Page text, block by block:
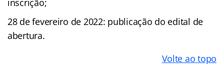
inscrição;
28 de fevereiro de 2022: publicação do edital de
abertura.
Volte ao topo